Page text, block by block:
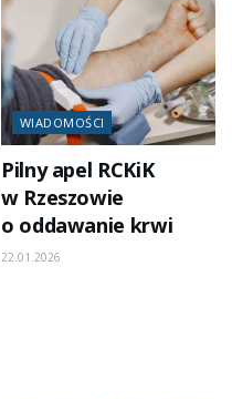
WIADOMOŚCI
Pilny apel RCKiK
w Rzeszowie
o oddawanie krwi
22.01.2026